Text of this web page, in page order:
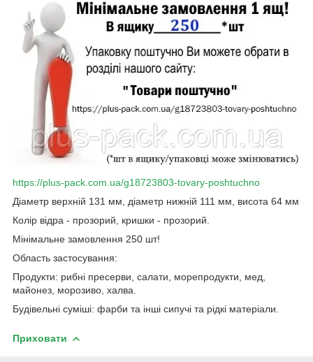
https://plus-pack.com.ua/g18723803-tovary-poshtuchno
Діаметр верхній 131 мм, діаметр нижній 111 мм, висота 64 мм
Колір відра - прозорий, кришки - прозорий.
Мінімальне замовлення 250 шт!
Область застосування:
Продукти: рибні пресерви, салати, морепродукти, мед,
майонез, морозиво, халва.
Будівельні суміші: фарби та інші сипучі та рідкі матеріали.
Приховати